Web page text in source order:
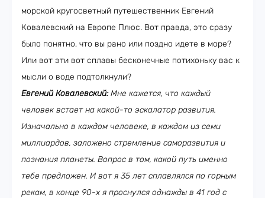
морской кругосветный путешественник Евгений
Ковалевский на Европе Плюс. Вот правда, это сразу
было понятно, что вы рано или поздно идете в море?
Или вот эти вот сплавы бесконечные потихоньку вас к
мысли о воде подтолкнули?
Евгений Ковалевский:Мне кажется, что каждый
человек встает на какой-то эскалатор развития.
Изначально в каждом человеке, в каждом из семи
миллиардов, заложено стремление саморазвития и
познания планеты. Вопрос в том, какой путь именно
тебе предложен. И вот я 35 лет сплавлялся по горным
рекам, в конце 90-х я проснулся однажды в 41 год с